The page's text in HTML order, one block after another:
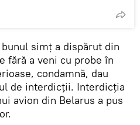
simț a dispărut din
fără a veni cu probe în
condamnă, dau
de interdicții. Interdicția
avion din Belarus a pus